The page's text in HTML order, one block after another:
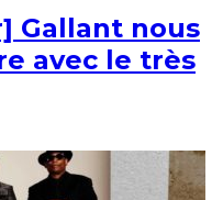
Gallant nous
avec le très